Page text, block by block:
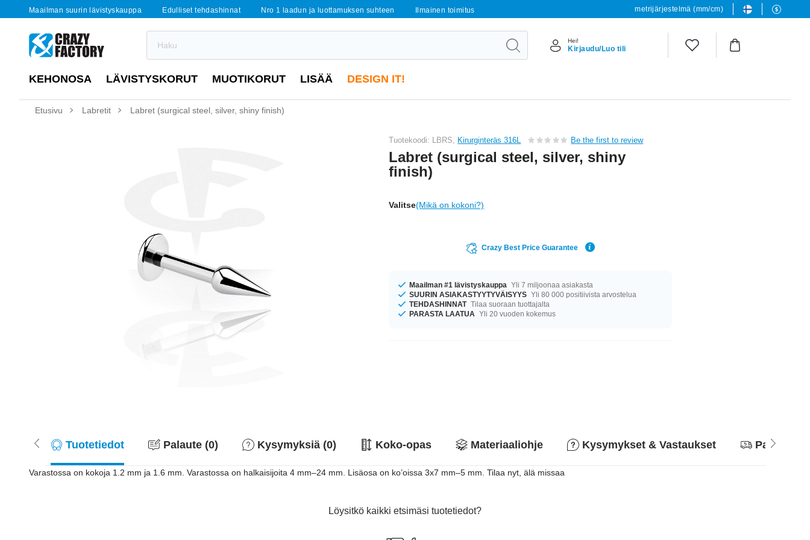
Maailman suurin lävistyskauppa Edulliset tehdashinnat Nro 1 laadun ja luottamuksen suhteen Ilmainen toimitus metrijärjestelmä (mm/cm)
Hei!
Kirjaudu/Luo tili
KEHONOSA LÄVISTYSKORUT MUOTIKORUT LISÄÄ DESIGN IT!
Etusivu Labretit Labret (surgical steel, silver, shiny finish)
Tuotekoodi: LBRS, Kirurginteräs 316L Be the first to review
Labret (surgical steel, silver, shiny
finish)
Valitse(Mikä on kokoni?)
Crazy Best Price Guarantee
Maailman #1 lävistyskauppa Yli 7 miljoonaa asiakasta
SUURIN ASIAKASTYYTYVÄISYYS Yli 80 000 positiivista arvostelua
TEHDASHINNAT Tilaa suoraan tuottajalta
PARASTA LAATUA Yli 20 vuoden kokemus
Tuotetiedot Palaute (0) Kysymyksiä (0) Koko-opas Materiaaliohje Kysymykset & Vastaukset
Varastossa on kokoja 1.2 mm ja 1.6 mm. Varastossa on halkaisijoita 4 mm–24 mm. Lisäosa on ko’oissa 3x7 mm–5 mm. Tilaa nyt, älä missaa
Löysitkö kaikki etsimäsi tuotetiedot?